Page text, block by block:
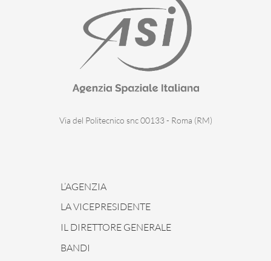
Via del Politecnico snc 00133 - Roma (RM)
L’AGENZIA
LA VICEPRESIDENTE
IL DIRETTORE GENERALE
BANDI